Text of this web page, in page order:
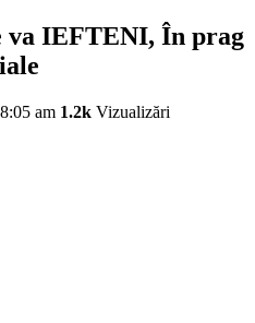
va IEFTENI, În prag
am 1.2k Vizualizări